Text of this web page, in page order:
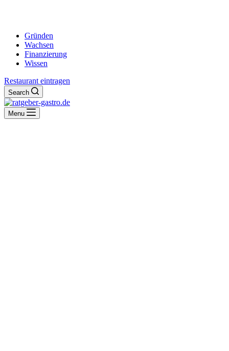
Gründen
Wachsen
Finanzierung
Wissen
Restaurant eintragen
Search
Menu